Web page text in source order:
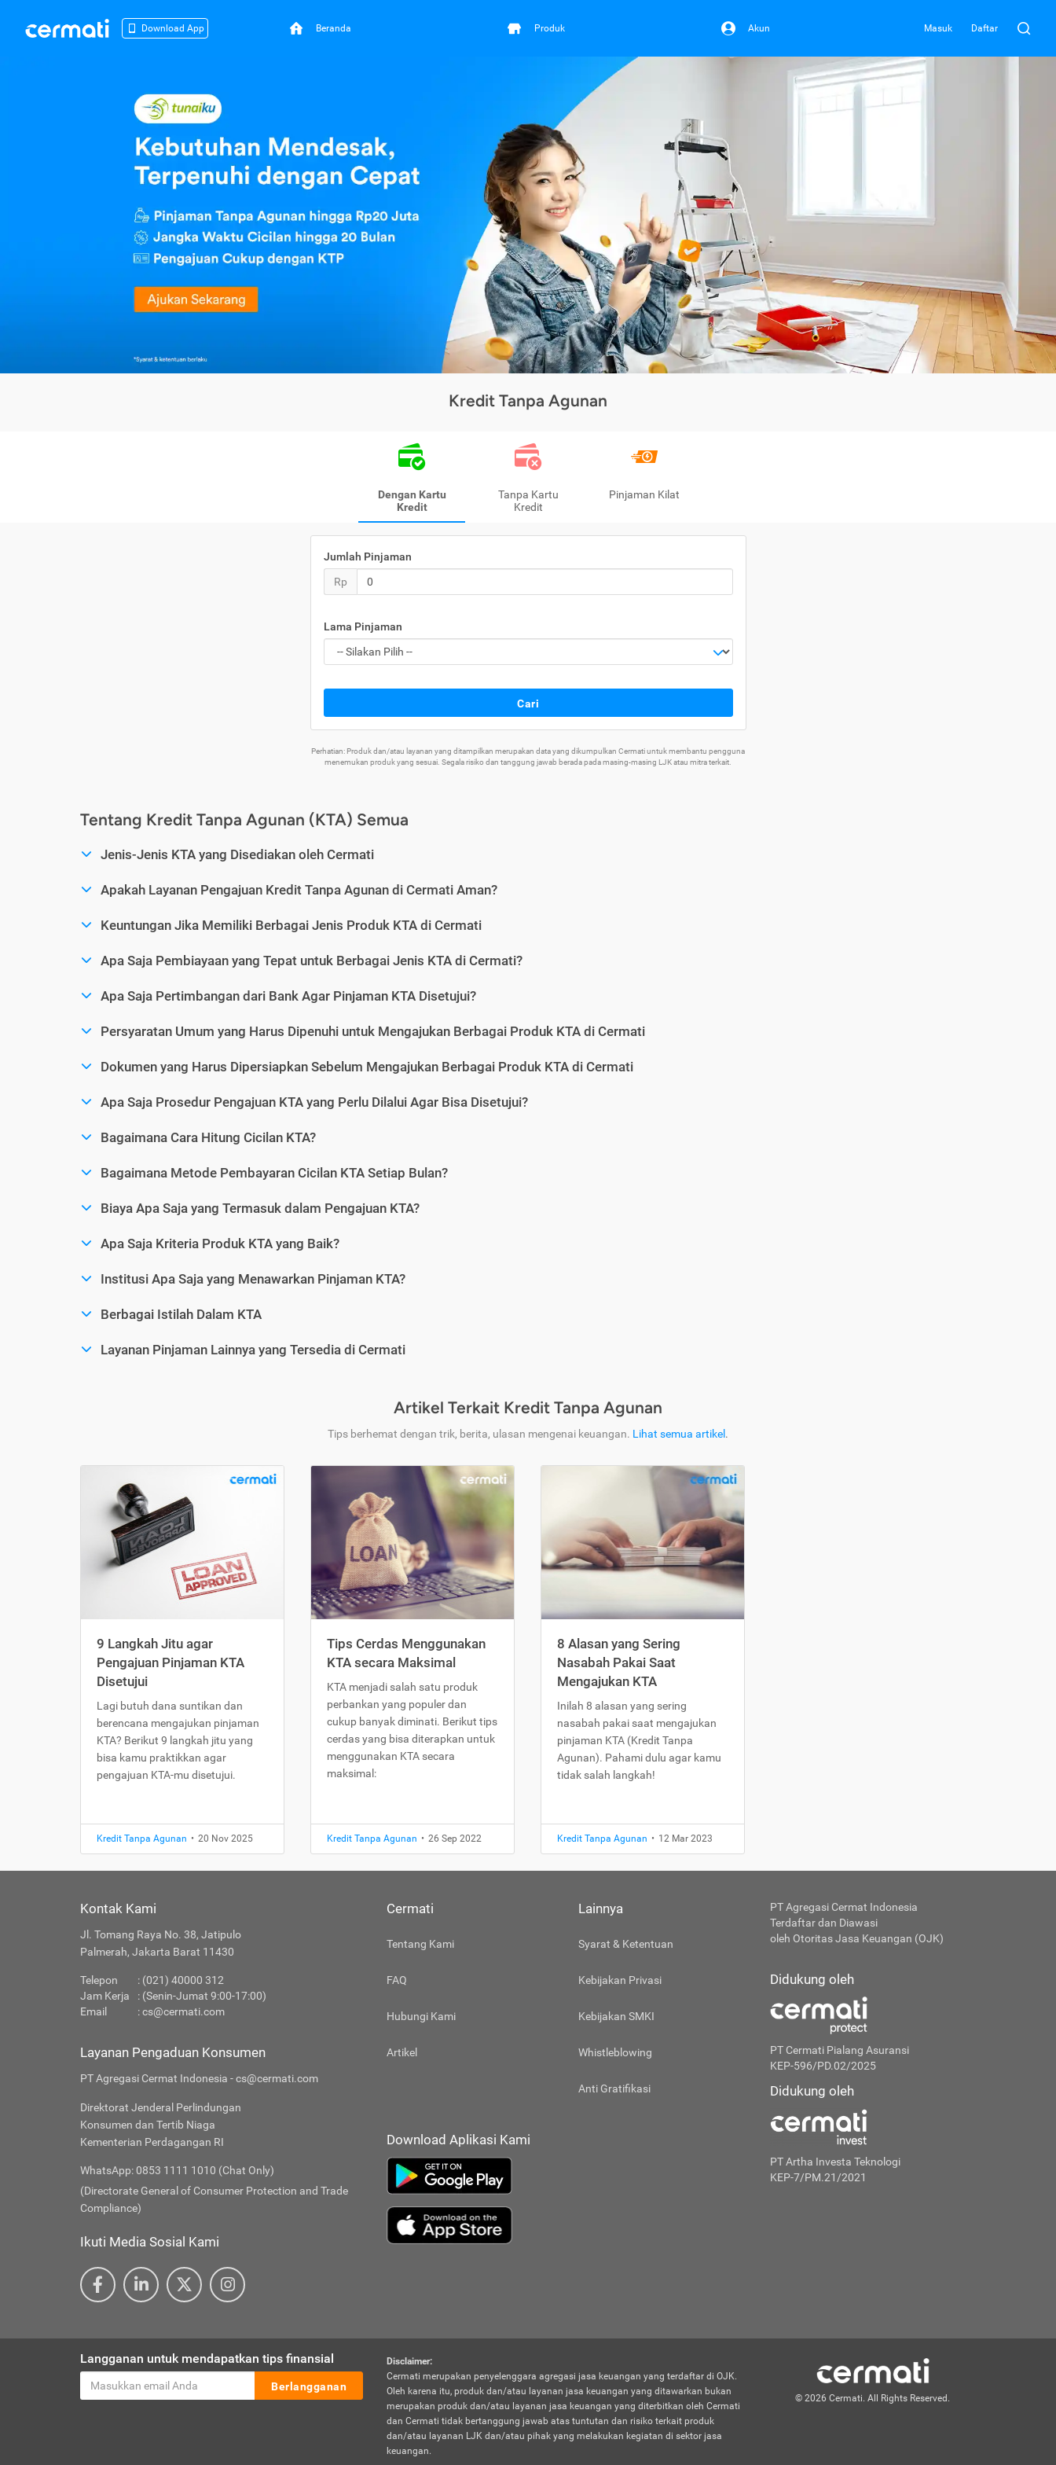
Download App Beranda Produk Akun Masuk Daftar
Kredit Tanpa Agunan
Dengan Kartu
Kredit
Tanpa Kartu
Kredit
Pinjaman Kilat
Jumlah Pinjaman
Rp
Lama Pinjaman
Cari
Perhatian: Produk dan/atau layanan yang ditampilkan merupakan data yang dikumpulkan Cermati untuk membantu pengguna
menemukan produk yang sesuai. Segala risiko dan tanggung jawab berada pada masing-masing LJK atau mitra terkait.
Tentang Kredit Tanpa Agunan (KTA) Semua
Jenis-Jenis KTA yang Disediakan oleh Cermati
Apakah Layanan Pengajuan Kredit Tanpa Agunan di Cermati Aman?
Keuntungan Jika Memiliki Berbagai Jenis Produk KTA di Cermati
Apa Saja Pembiayaan yang Tepat untuk Berbagai Jenis KTA di Cermati?
Apa Saja Pertimbangan dari Bank Agar Pinjaman KTA Disetujui?
Persyaratan Umum yang Harus Dipenuhi untuk Mengajukan Berbagai Produk KTA di Cermati
Dokumen yang Harus Dipersiapkan Sebelum Mengajukan Berbagai Produk KTA di Cermati
Apa Saja Prosedur Pengajuan KTA yang Perlu Dilalui Agar Bisa Disetujui?
Bagaimana Cara Hitung Cicilan KTA?
Bagaimana Metode Pembayaran Cicilan KTA Setiap Bulan?
Biaya Apa Saja yang Termasuk dalam Pengajuan KTA?
Apa Saja Kriteria Produk KTA yang Baik?
Institusi Apa Saja yang Menawarkan Pinjaman KTA?
Berbagai Istilah Dalam KTA
Layanan Pinjaman Lainnya yang Tersedia di Cermati
Artikel Terkait Kredit Tanpa Agunan
Tips berhemat dengan trik, berita, ulasan mengenai keuangan. Lihat semua artikel .
9 Langkah Jitu agar
Pengajuan Pinjaman KTA
Disetujui
Lagi butuh dana suntikan dan
berencana mengajukan pinjaman
KTA? Berikut 9 langkah jitu yang
bisa kamu praktikkan agar
pengajuan KTA-mu disetujui.
Kredit Tanpa Agunan • 20 Nov 2025
Tips Cerdas Menggunakan
KTA secara Maksimal
KTA menjadi salah satu produk
perbankan yang populer dan
cukup banyak diminati. Berikut tips
cerdas yang bisa diterapkan untuk
menggunakan KTA secara
maksimal:
Kredit Tanpa Agunan • 26 Sep 2022
8 Alasan yang Sering
Nasabah Pakai Saat
Mengajukan KTA
Inilah 8 alasan yang sering
nasabah pakai saat mengajukan
pinjaman KTA (Kredit Tanpa
Agunan). Pahami dulu agar kamu
tidak salah langkah!
Kredit Tanpa Agunan • 12 Mar 2023
Kontak Kami
Jl. Tomang Raya No. 38, Jatipulo
Palmerah, Jakarta Barat 11430
Telepon
: (021) 40000 312
Jam Kerja
: (Senin-Jumat 9:00-17:00)
Email
:cs@cermati.com
Layanan Pengaduan Konsumen
PT Agregasi Cermat Indonesia - cs@cermati.com
Direktorat Jenderal Perlindungan
Konsumen dan Tertib Niaga
Kementerian Perdagangan RI
WhatsApp: 0853 1111 1010 (Chat Only)
(Directorate General of Consumer Protection and Trade
Compliance)
Ikuti Media Sosial Kami
Cermati
Tentang Kami
FAQ
Hubungi Kami
Artikel
Lainnya
Syarat & Ketentuan
Kebijakan Privasi
Kebijakan SMKI
Whistleblowing
Anti Gratifikasi
Download Aplikasi Kami
PT Agregasi Cermat Indonesia
Terdaftar dan Diawasi
oleh Otoritas Jasa Keuangan (OJK)
Didukung oleh
PT Cermati Pialang Asuransi
KEP-596/PD.02/2025
Didukung oleh
PT Artha Investa Teknologi
KEP-7/PM.21/2021
Langganan untuk mendapatkan tips finansial
Berlangganan
Disclaimer:
Cermati merupakan penyelenggara agregasi jasa keuangan yang terdaftar di OJK.
Oleh karena itu, produk dan/atau layanan jasa keuangan yang ditawarkan bukan
merupakan produk dan/atau layanan jasa keuangan yang diterbitkan oleh Cermati
dan Cermati tidak bertanggung jawab atas tuntutan dan risiko terkait produk
dan/atau layanan LJK dan/atau pihak yang melakukan kegiatan di sektor jasa
keuangan.
© 2026 Cermati. All Rights Reserved.